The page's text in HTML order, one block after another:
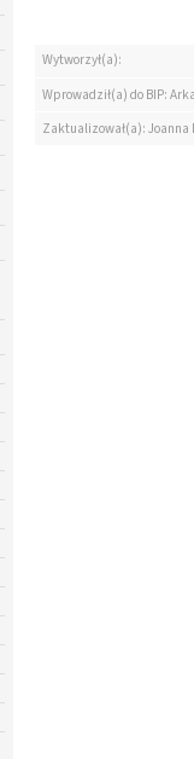
Wytworzył(a):
Wprowadził(a) do BIP:
Zaktualizował(a):